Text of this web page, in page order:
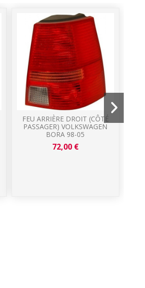
FEU ARRIÈRE DROIT (CÔTÉ
PASSAGER) VOLKSWAGEN
BORA 98-05
72,00 €